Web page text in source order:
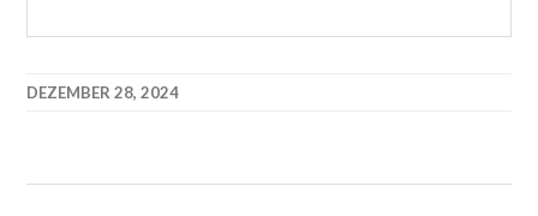
DEZEMBER 28, 2024